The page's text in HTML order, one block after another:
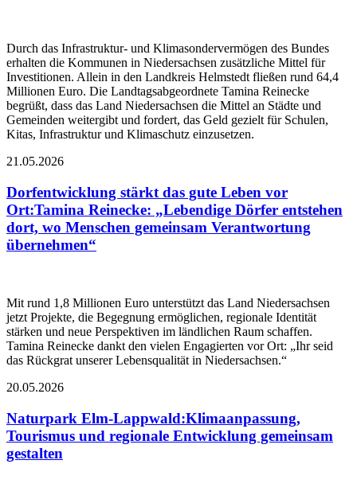
Durch das Infrastruktur- und Klimasondervermögen des Bundes
erhalten die Kommunen in Niedersachsen zusätzliche Mittel für
Investitionen. Allein in den Landkreis Helmstedt fließen rund 64,4
Millionen Euro. Die Landtagsabgeordnete Tamina Reinecke
begrüßt, dass das Land Niedersachsen die Mittel an Städte und
Gemeinden weitergibt und fordert, das Geld gezielt für Schulen,
Kitas, Infrastruktur und Klimaschutz einzusetzen.
21.05.2026
Dorfentwicklung stärkt das gute Leben vor
Ort:Tamina Reinecke: „Lebendige Dörfer entstehen
dort, wo Menschen gemeinsam Verantwortung
übernehmen“
Mit rund 1,8 Millionen Euro unterstützt das Land Niedersachsen
jetzt Projekte, die Begegnung ermöglichen, regionale Identität
stärken und neue Perspektiven im ländlichen Raum schaffen.
Tamina Reinecke dankt den vielen Engagierten vor Ort: „Ihr seid
das Rückgrat unserer Lebensqualität in Niedersachsen.“
20.05.2026
Naturpark Elm-Lappwald:Klimaanpassung,
Tourismus und regionale Entwicklung gemeinsam
gestalten